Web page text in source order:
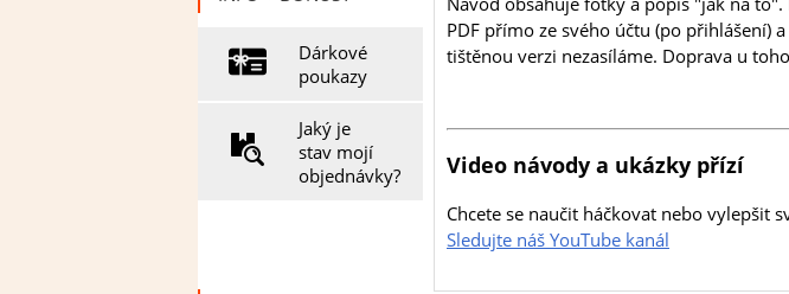
Dárkové
poukazy
Jaký je
stav mojí
objednávky?
PDF přímo ze svého účtu (po přihlášení)
tištěnou verzi nezasíláme. Doprava u
Video návody a ukázky přízí
Chcete se naučit háčkovat nebo vylepšit
Sledujte náš YouTube kanál